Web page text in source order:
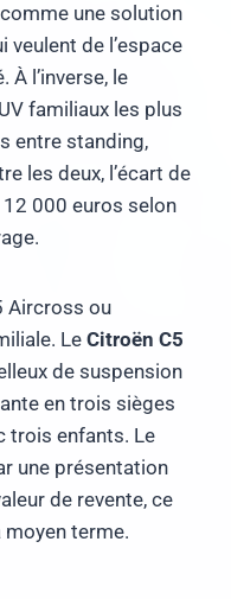
une solution
de l’espace
À l’inverse, le
familiaux les plus
entre standing,
les deux, l’écart de
000 euros selon
Aircross ou
Le Citroën C5
de suspension
en trois sièges
trois enfants. Le
une présentation
de revente, ce
moyen terme.